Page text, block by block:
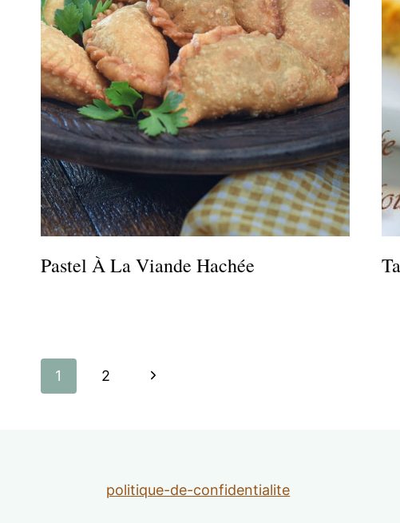
Pastel À La Viande Hachée
Navigation
1 2
Page
politique-de-confidentialite